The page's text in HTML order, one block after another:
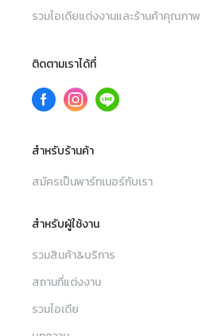
รวมไอเดียแต่งงานและร้านค้าคุณภาพ
ติดตามเราได้ที่
สำหรับร้านค้า
สมัครเป็นพาร์ทเนอร์กับเรา
สำหรับผู้ใช้งาน
รวมสินค้า&บริการ
สถานที่แต่งงาน
รวมไอเดีย